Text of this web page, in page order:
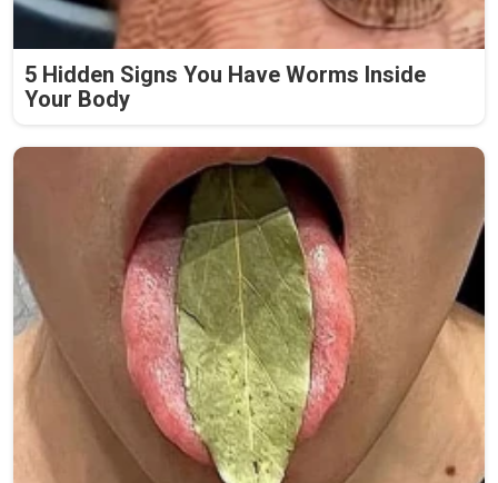
5 Hidden Signs You Have Worms Inside
Your Body